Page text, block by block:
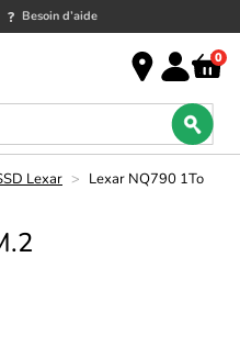
Besoin d’aide
0
Lexar > Lexar NQ790 1To